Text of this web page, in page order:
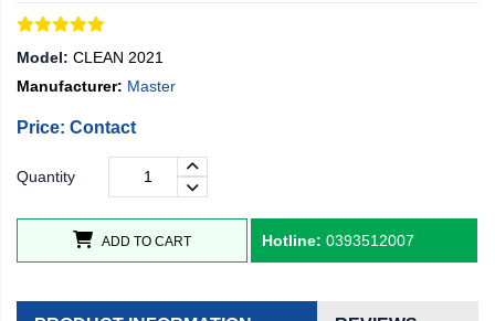
Model: CLEAN 2021
Manufacturer: Master
Price: Contact
Quantity
ADD TO CART Hotline: 0393512007